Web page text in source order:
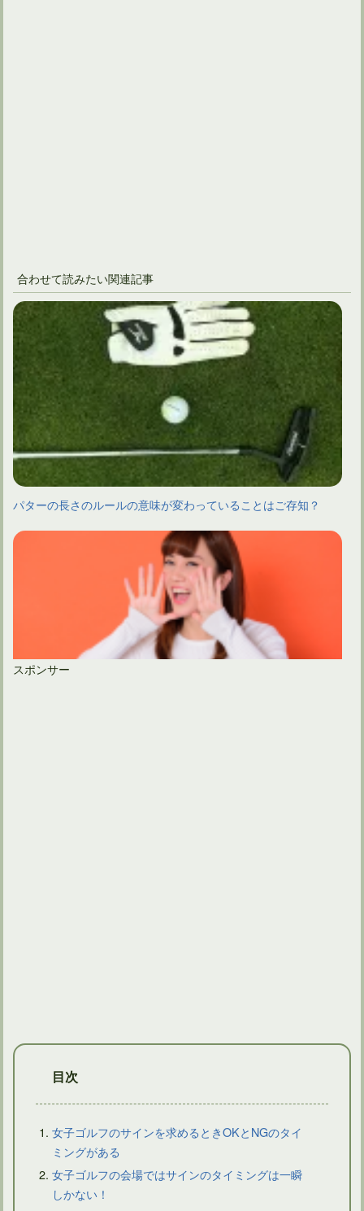
合わせて読みたい関連記事
パターの長さのルールの意味が変わっていることはご存知？
ゴルフルールの用具にレーキという道具がないことが問題！
スポンサー
目次
女子ゴルフのサインを求めるときOKとNGのタイ
ミングがある
女子ゴルフの会場ではサインのタイミングは一瞬
しかない！